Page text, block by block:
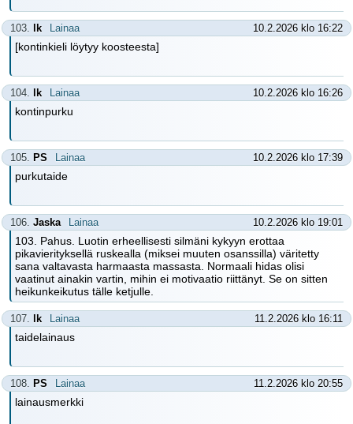
103. lk Lainaa 10.2.2026 klo 16:22
[kontinkieli löytyy koosteesta]
104. lk Lainaa 10.2.2026 klo 16:26
kontinpurku
105. PS Lainaa 10.2.2026 klo 17:39
purkutaide
106. Jaska Lainaa 10.2.2026 klo 19:01
103. Pahus. Luotin erheellisesti silmäni kykyyn erottaa
pikavierityksellä ruskealla (miksei muuten osanssilla) väritetty
sana valtavasta harmaasta massasta. Normaali hidas olisi
vaatinut ainakin vartin, mihin ei motivaatio riittänyt. Se on sitten
heikunkeikutus tälle ketjulle.
107. lk Lainaa 11.2.2026 klo 16:11
taidelainaus
108. PS Lainaa 11.2.2026 klo 20:55
lainausmerkki